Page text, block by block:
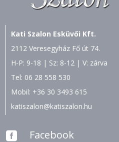
Kati Szalon Esküvői Kft.
2112 Veresegyház Fő út 74.
H-P: 9-18 | Sz: 8-12 | V: zárva
Tel: 06 28 558 530
Mobil: +36 30 3493 615
katiszalon@katiszalon.hu
 Facebook